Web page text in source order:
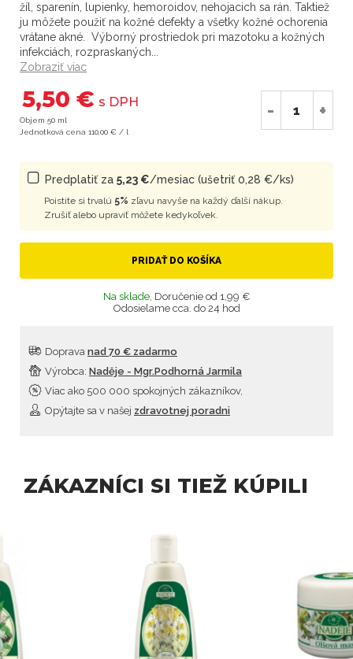
žíl, sparenín, lupienky, hemoroidov, nehojacich sa rán. Taktiež
ju môžete použiť na kožné defekty a všetky kožné ochorenia
vrátane akné. Výborný prostriedok pri mazotoku a kožných
infekciách, rozpraskaných...
Zobraziť viac
5,50 € s DPH
Objem 50 ml
Jednotková cena 110,00 € / l
- +
Predplatiť za 5,23 €/mesiac (ušetriť 0,28 €/ks)
Poistite si trvalú 5% zľavu navyše na každý ďalší nákup.
Zrušiť alebo upraviť môžete kedykoľvek.
PRIDAŤ DO KOŠÍKA
Na sklade, Doručenie od 1,99 €
Odosielame cca. do 24 hod
Doprava nad 70 € zadarmo
Viac ako 500 000 spokojných zákazníkov,
Výrobca: Naděje - Mgr.Podhorná Jarmila
Opýtajte sa v našej zdravotnej poradni
ZÁKAZNÍCI SI TIEŽ KÚPILI